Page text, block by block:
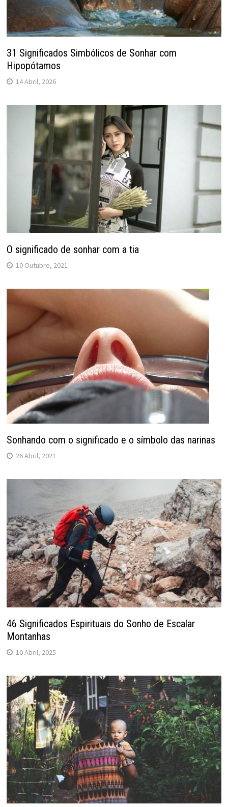
31 Significados Simbólicos de Sonhar com
Hipopótamos
14 Abril, 2026
O significado de sonhar com a tia
10 Outubro, 2021
Sonhando com o significado e o símbolo das narinas
26 Abril, 2021
46 Significados Espirituais do Sonho de Escalar
Montanhas
10 Abril, 2025